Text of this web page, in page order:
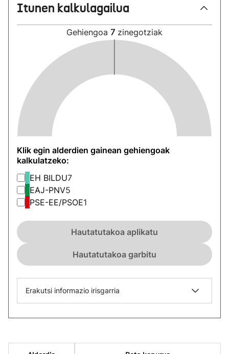
Itunen kalkulagailua
Gehiengoa 7 zinegotziak
Klik egin alderdien gainean gehiengoak
kalkulatzeko:
EH BILDU7
EAJ-PNV5
PSE-EE/PSOE1
Hautatutakoa aplikatu
Hautatutakoa garbitu
Erakutsi informazio irisgarria